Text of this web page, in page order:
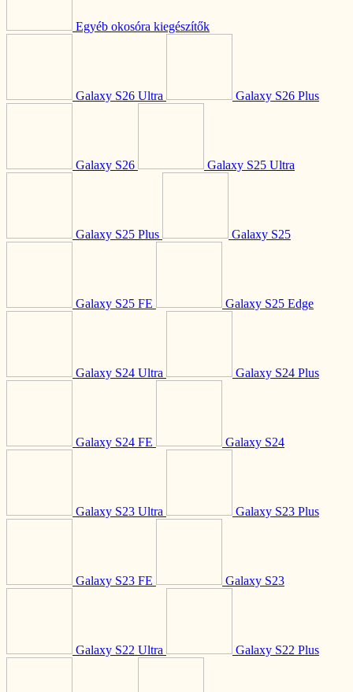
Egyéb okosóra kiegészítők
Galaxy S26 Ultra Galaxy S26 Plus
Galaxy S26 Galaxy S25 Ultra
Galaxy S25 Plus Galaxy S25
Galaxy S25 FE Galaxy S25 Edge
Galaxy S24 Ultra Galaxy S24 Plus
Galaxy S24 FE Galaxy S24
Galaxy S23 Ultra Galaxy S23 Plus
Galaxy S23 FE Galaxy S23
Galaxy S22 Ultra Galaxy S22 Plus